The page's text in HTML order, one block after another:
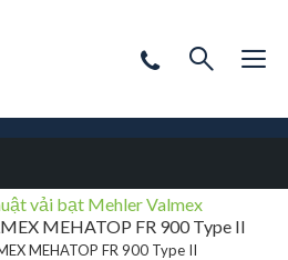
vải bạt Mehler Valmex
MEHATOP FR 900 Type II
MEHATOP FR 900 Type II